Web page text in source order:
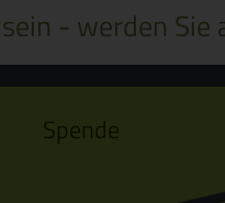
- werden Sie
Spende